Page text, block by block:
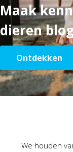
Maak
dieren
Ontdekken
We houden